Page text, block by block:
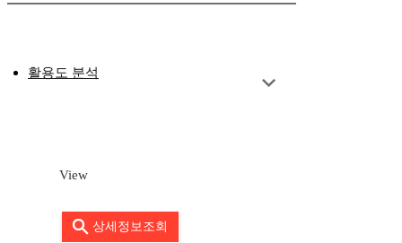
활용도 분석
View
상세정보조회